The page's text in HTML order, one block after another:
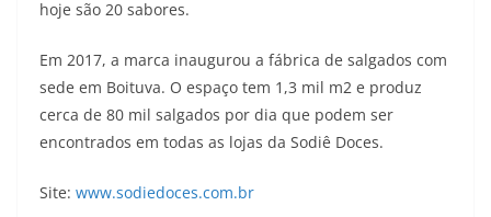
hoje são 20 sabores.
Em 2017, a marca inaugurou a fábrica de salgados com
sede em Boituva. O espaço tem 1,3 mil m2 e produz
cerca de 80 mil salgados por dia que podem ser
encontrados em todas as lojas da Sodiê Doces.
Site: www.sodiedoces.com.br